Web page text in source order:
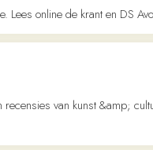
eten en drinken: Brussel vind je op